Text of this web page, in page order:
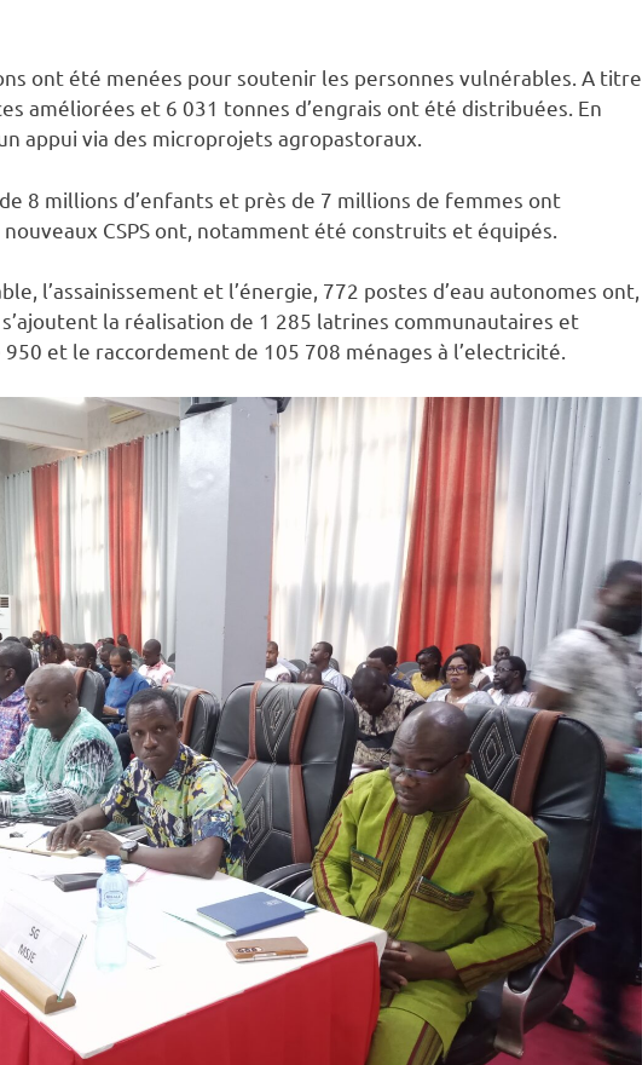
ont été menées pour soutenir les personnes vulnérables. A titre
améliorées et 6 031 tonnes d’engrais ont été distribuées. En
appui via des microprojets agropastoraux.
8 millions d’enfants et près de 7 millions de femmes ont
CSPS ont, notamment été construits et équipés.
l’assainissement et l’énergie, 772 postes d’eau autonomes ont,
la réalisation de 1 285 latrines communautaires et
et le raccordement de 105 708 ménages à l’electricité.